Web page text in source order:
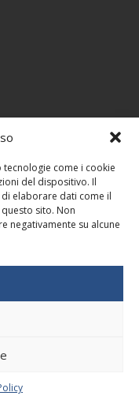
come i cookie
del dispositivo. Il
elaborare dati come il
sito. Non
negativamente su alcune